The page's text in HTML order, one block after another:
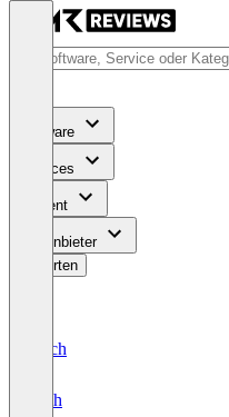
Software
Services
Content
Für Anbieter
Bewerten
Deutsch
English